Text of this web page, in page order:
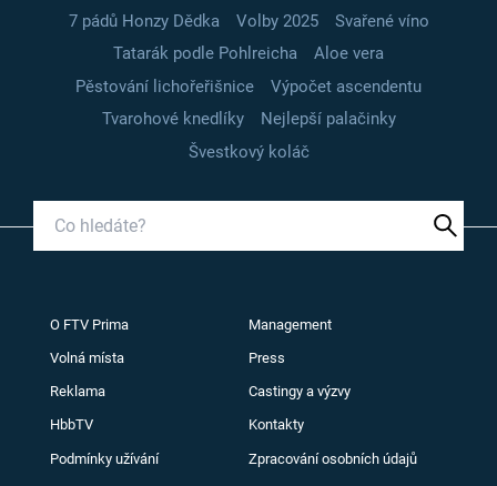
7 pádů Honzy Dědka
Volby 2025
Svařené víno
Tatarák podle Pohlreicha
Aloe vera
Pěstování lichořeřišnice
Výpočet ascendentu
Tvarohové knedlíky
Nejlepší palačinky
Švestkový koláč
O FTV Prima Management
Volná místa Press
Reklama Castingy a výzvy
HbbTV Kontakty
Podmínky užívání Zpracování osobních údajů